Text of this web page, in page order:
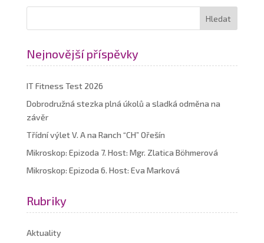
Nejnovější příspěvky
IT Fitness Test 2026
Dobrodružná stezka plná úkolů a sladká odměna na
závěr
Třídní výlet V. A na Ranch “CH” Ořešín
Mikroskop: Epizoda 7. Host: Mgr. Zlatica Böhmerová
Mikroskop: Epizoda 6. Host: Eva Marková
Rubriky
Aktuality